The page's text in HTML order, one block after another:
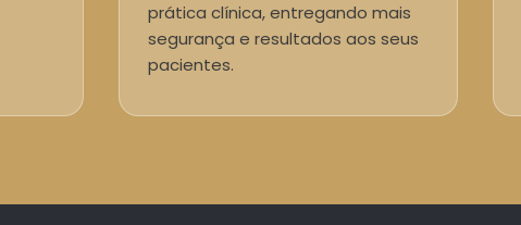
prática clínica, entregando mais
segurança e resultados aos seus
pacientes.